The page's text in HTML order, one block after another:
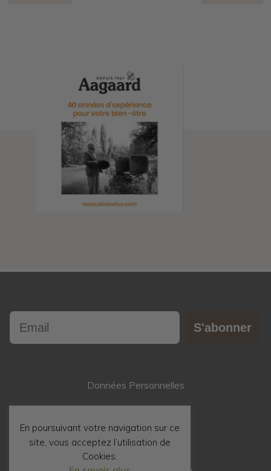
Email
S'abonner
Données Personnelles
Mentions Légales
En poursuivant votre navigation sur ce
site, vous acceptez l’utilisation de
Cookies.